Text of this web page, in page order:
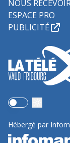
NOUS
ESPACE PRO
PUBLICITÉ
Use setting
Hébergé par